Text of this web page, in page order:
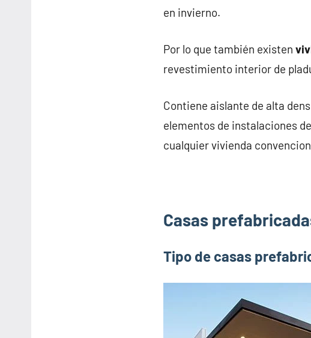
en invierno.
Por lo que también existen
revestimiento interior de
Contiene aislante de alta
elementos de instalaciones
cualquier vivienda
Casas
Tipo de casas